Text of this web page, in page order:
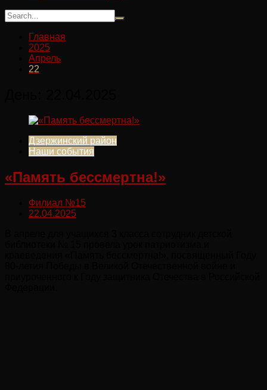
Главная
2025
Апрель
22
Дзержинский район
Наши события
«Память бессмертна!»
Филиал №15
22.04.2025